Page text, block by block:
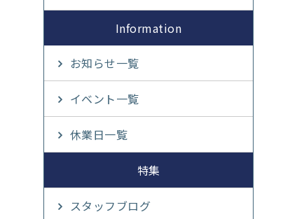
Information
お知らせ一覧
イベント一覧
休業日一覧
特集
スタッフブログ